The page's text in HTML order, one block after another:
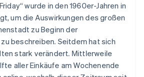
wurde in den 1960er-Jahren in
um die Auswirkungen des großen
zu Beginn der
beschreiben. Seitdem hat sich
stark verändert. Mittlerweile
aller Einkäufe am Wochenende